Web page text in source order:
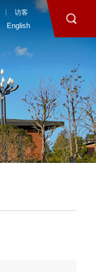
访客
English